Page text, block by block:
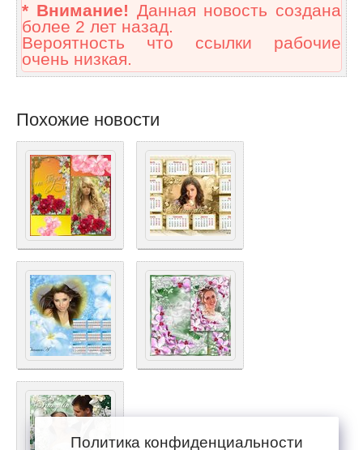
* Внимание! Данная новость создана
более 2 лет назад.
Вероятность что ссылки рабочие
очень низкая.
Похожие новости
Политика конфиденциальности